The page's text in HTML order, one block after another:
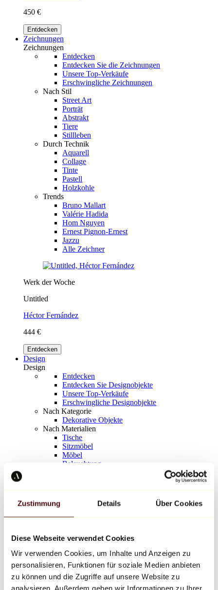
Zustimmung Details Über Cookies
Diese Webseite verwendet Cookies
Wir verwenden Cookies, um Inhalte und Anzeigen zu
personalisieren, Funktionen für soziale Medien anbieten
zu können und die Zugriffe auf unsere Website zu
analysieren. Außerdem geben wir Informationen zu Ihrer
450 €
Entdecken
Zeichnungen
Zeichnungen
Entdecken
Entdecken Sie die Zeichnungen
Unsere Top-Verkäufe
Erschwingliche Zeichnungen
Nach Stil
Street Art
Porträt
Abstrakt
Tiere
Stillleben
Durch Technik
Aquarell
Collage
Tinte
Pastell
Holzkohle
Trends
Bruno Mallart
Valérie Hadida
Hom Nguyen
Ernest Pignon-Ernest
Jazzu
Alle Zeichner
Werk der Woche
Untitled
Héctor Fernández
444 €
Entdecken
Design
Design
Entdecken
Entdecken Sie Designobjekte
Unsere Top-Verkäufe
Erschwingliche Designobjekte
Nach Kategorie
Dekorative Objekte
Nach Materialien
Tische
Sitzmöbel
Möbel
Beleuchtung
Richard Orlinski
Keith Haring
Jeff Koons
Jean-Michel Basquiat
Alle Designer
Werk der Woche